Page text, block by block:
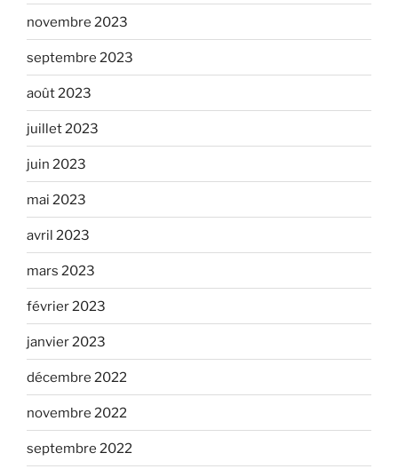
novembre 2023
septembre 2023
août 2023
juillet 2023
juin 2023
mai 2023
avril 2023
mars 2023
février 2023
janvier 2023
décembre 2022
novembre 2022
septembre 2022